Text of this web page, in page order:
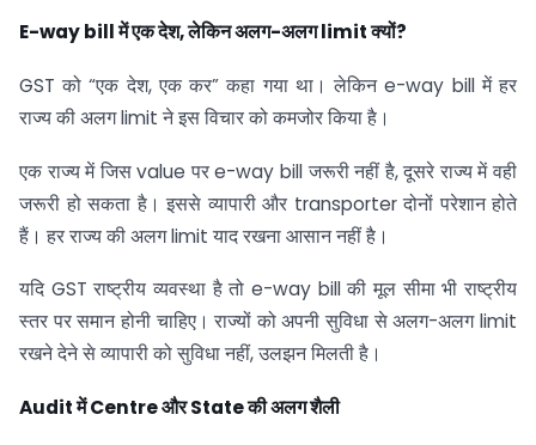
E-way billमें एक देश,लेकिन अलग-अलगlimitक्यों?
GST को “एक देश, एक कर” कहा गया था। लेकिन e-way bill में हर
राज्य की अलग limit ने इस विचार को कमजोर किया है।
एक राज्य में जिस value पर e-way bill जरूरी नहीं है, दूसरे राज्य में वही
जरूरी हो सकता है। इससे व्यापारी और transporter दोनों परेशान होते
हैं। हर राज्य की अलग limit याद रखना आसान नहीं है।
यदि GST राष्ट्रीय व्यवस्था है तो e-way bill की मूल सीमा भी राष्ट्रीय
स्तर पर समान होनी चाहिए। राज्यों को अपनी सुविधा से अलग-अलग limit
रखने देने से व्यापारी को सुविधा नहीं, उलझन मिलती है।
AuditमेंCentreऔरStateकी अलग शैली